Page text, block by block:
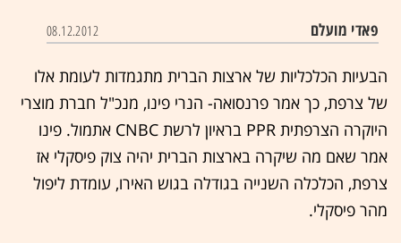
פאדי מועלם 08.12.2012
הבעיות הכלכליות של ארצות הברית מתגמדות לעומת אלו
של צרפת, כך אמר פרנסואה- הנרי פינו, מנכ"ל חברת מוצרי
היוקרה הצרפתית PPR בראיון לרשת CNBC אתמול. פינו
אמר שאם מה שיקרה בארצות הברית יהיה צוק פיסקלי אז
צרפת, הכלכלה השנייה בגודלה בגוש האירו, עומדת ליפול
מהר פיסקלי.